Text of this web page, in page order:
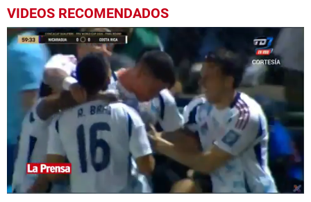
VIDEOS RECOMENDADOS